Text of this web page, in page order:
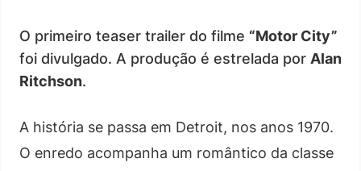
O primeiro teaser trailer do filme “Motor City”
foi divulgado. A produção é estrelada por Alan
Ritchson.
A história se passa em Detroit, nos anos 1970.
O enredo acompanha um romântico da classe